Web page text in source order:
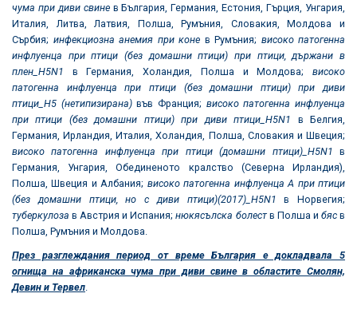
чума при диви свинев България, Германия, Естония, Гърция, Унгария,
Италия, Литва, Латвия, Полша, Румъния, Словакия, Молдова и
Сърбия; инфекциозна анемия при коне в Румъния; високо патогенна
инфлуенца при птици (без домашни птици) при птици, държани в
плен_ H5N1 в Германия, Холандия, Полша и Молдова; високо
патогенна инфлуенца при птици (без домашни птици) при диви
птици_Н5 (нетипизирана)във Франция; високо патогенна инфлуенца
при птици (без домашни птици) при диви птици_H5N1 в Белгия,
Германия, Ирландия, Италия, Холандия, Полша, Словакия и Швеция;
високо патогенна инфлуенца при птици (домашни птици)_ H5N1 в
Германия, Унгария, Обединеното кралство (Северна Ирландия),
Полша, Швеция и Албания; високо патогенна инфлуенца А при птици
(без домашни птици, но с диви птици)(2017)_ H5N1 в Норвегия;
туберкулоза в Австрия и Испания;нюкясълска болеств Полша и бясв
Полша, Румъния и Молдова.
През разглеждания период от време България е докладвала 5
огнища на африканска чума при диви свине в областите Смолян,
Девин и Тервел